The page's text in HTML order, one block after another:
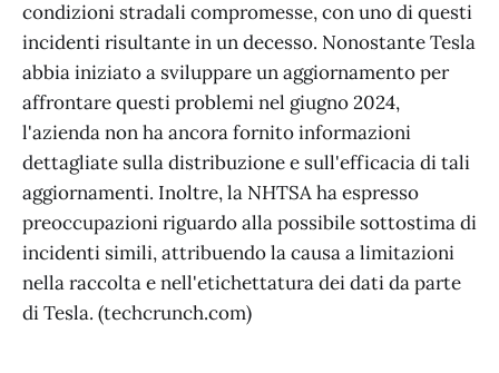
condizioni stradali compromesse, con uno di questi
incidenti risultante in un decesso. Nonostante Tesla
abbia iniziato a sviluppare un aggiornamento per
affrontare questi problemi nel giugno 2024,
l'azienda non ha ancora fornito informazioni
dettagliate sulla distribuzione e sull'efficacia di tali
aggiornamenti. Inoltre, la NHTSA ha espresso
preoccupazioni riguardo alla possibile sottostima di
incidenti simili, attribuendo la causa a limitazioni
nella raccolta e nell'etichettatura dei dati da parte
di Tesla. (techcrunch.com)